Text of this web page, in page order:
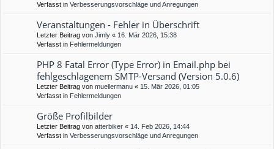
Verfasst in Verbesserungsvorschläge und Anregungen
Veranstaltungen - Fehler in Überschrift
Letzter Beitrag von Jimly « 16. Mär 2026, 15:38
Verfasst in Fehlermeldungen
PHP 8 Fatal Error (Type Error) in Email.php bei
fehlgeschlagenem SMTP-Versand (Version 5.0.6)
Letzter Beitrag von muellermanu « 15. Mär 2026, 01:05
Verfasst in Fehlermeldungen
Größe Profilbilder
Letzter Beitrag von atterbiker « 14. Feb 2026, 14:44
Verfasst in Verbesserungsvorschläge und Anregungen